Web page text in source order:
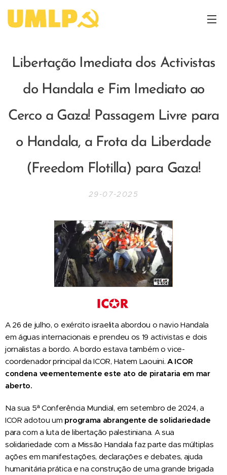
Libertação Imediata dos Activistas
do Handala e Fim Imediato ao
Cerco a Gaza! Passagem Livre para
o Handala, a Frota da Liberdade
(Freedom Flotilla) para Gaza!
29-07-2025
A 26 de julho, o exército israelita abordou o navio Handala
em águas internacionais e prendeu os 19 activistas e dois
jornalistas a bordo. A bordo estava também o vice-
coordenador principal da ICOR, Hatem Laouini. A ICOR
condena veementemente este ato de pirataria em mar
aberto.
Na sua 5ª Conferência Mundial, em setembro de 2024, a
ICOR adotou um programa abrangente de solidariedade
para com a luta de libertação palestiniana. A sua
solidariedade com a Missão Handala faz parte das múltiplas
ações em manifestações, declarações e debates, ajuda
humanitária prática e na construção de uma grande brigada